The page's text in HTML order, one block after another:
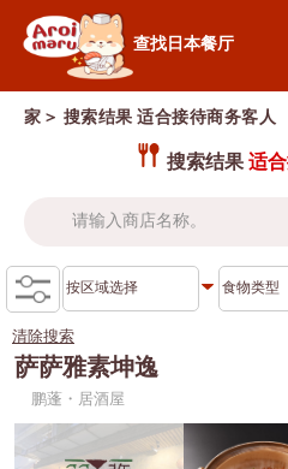
查找日本餐厅
日本料理
查找餐厅
按食物类型搜索
寿司
拉面
居酒屋
日式烤肉/烤肉
按地区搜索
查伦克伦
吞武里
知识专栏
家＞ 搜索结果适合接待商务客人
搜索结果适
清除搜索
萨萨雅素坤逸
鹏蓬・居酒屋